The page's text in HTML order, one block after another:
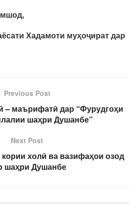
Хадамоти муҳоҷират дар
Previous Post
– маърифатӣ дар “Фурудгоҳи
шаҳри Душанбе”
Next Post
холӣ ва вазифаҳои озод
шаҳри Душанбе